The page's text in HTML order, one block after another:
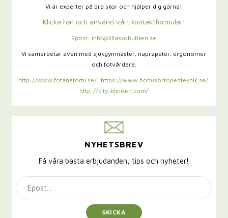
Vi är experter på bra skor och hjälper dig gärna!
Klicka här och använd vårt kontaktformulär!
Epost: info@lillaskobutiken.se
Vi samarbetar även med sjukgymnaster, naprapater, ergonomer
och fotvårdare.
http://www.fotanatomi.se/
https://www.bohusortopedteknik.se/
http://city-kliniken.com/
NYHETSBREV
Få våra bästa erbjudanden, tips och nyheter!
SKICKA